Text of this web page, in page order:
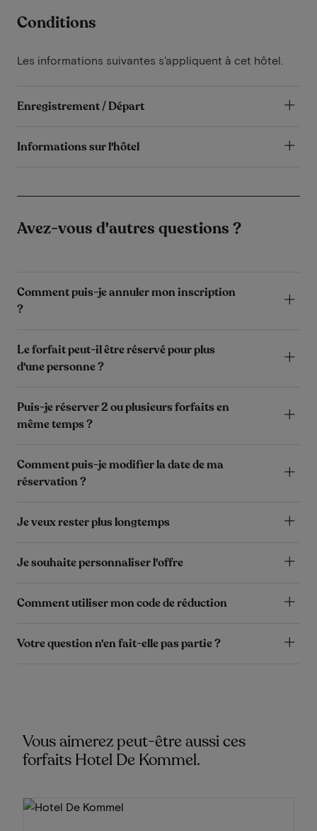
Conditions
Les informations suivantes s'appliquent à cet hôtel.
Enregistrement / Départ
Informations sur l'hôtel
Avez-vous d'autres questions ?
Comment puis-je annuler mon inscription
?
Le forfait peut-il être réservé pour plus
d'une personne ?
Puis-je réserver 2 ou plusieurs forfaits en
même temps ?
Comment puis-je modifier la date de ma
réservation ?
Je veux rester plus longtemps
Je souhaite personnaliser l'offre
Comment utiliser mon code de réduction
Votre question n'en fait-elle pas partie ?
Vous aimerez peut-être aussi ces
forfaits Hotel De Kommel.